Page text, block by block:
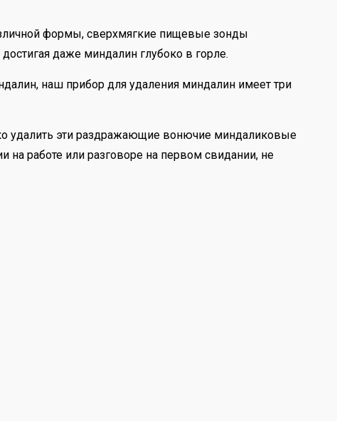
формы, сверхмягкие пищевые зонды
даже миндалин глубоко в горле.
наш прибор для удаления миндалин имеет три
удалить эти раздражающие вонючие миндаликовые
на работе или разговоре на первом свидании, не